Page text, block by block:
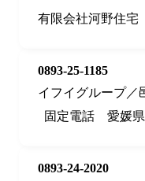
有限会社河野住宅
0893-25-1185
イフイグループ／
固定電話
愛媛県
0893-24-2020